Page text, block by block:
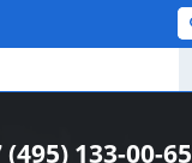
(495) 133-00-65